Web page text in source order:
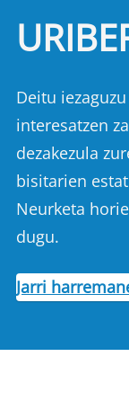
Deitu
interesatzen
dezakezula
bisitarien
Neurketa
dugu.
Jarri